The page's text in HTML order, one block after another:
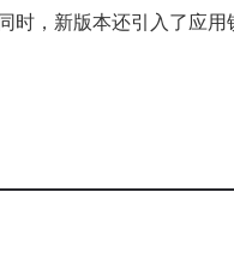
时，新版本还引入了应用